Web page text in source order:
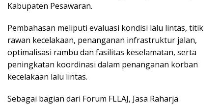
Kabupaten Pesawaran.
Pembahasan meliputi evaluasi kondisi lalu lintas, titik
rawan kecelakaan, penanganan infrastruktur jalan,
optimalisasi rambu dan fasilitas keselamatan, serta
peningkatan koordinasi dalam penanganan korban
kecelakaan lalu lintas.
Sebagai bagian dari Forum FLLAJ, Jasa Raharja